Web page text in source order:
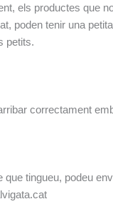
els productes que
poden tenir una
petits.
correctament
que tingueu, podeu